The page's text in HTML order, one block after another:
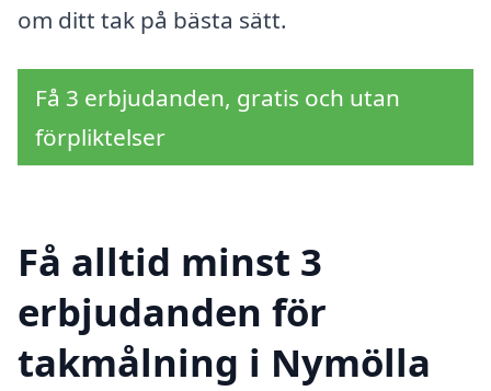
om ditt tak på bästa sätt.
Få 3 erbjudanden, gratis och utan
förpliktelser
Få alltid minst 3
erbjudanden för
takmålning i Nymölla